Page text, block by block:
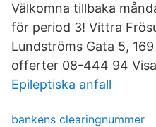
Välkomna tillbaka
för period 3! Vittra
Lundströms Gata 5,
offerter 08-444 94
Epileptiska anfall
bankens clearingnummer